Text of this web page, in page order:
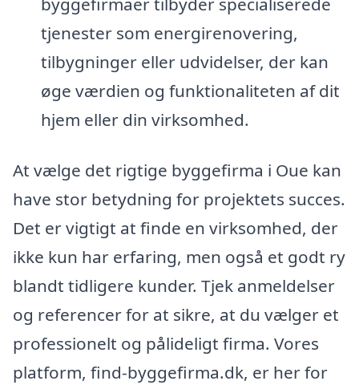
tjenester som energirenovering,
tilbygninger eller udvidelser, der kan
øge værdien og funktionaliteten af dit
hjem eller din virksomhed.
At vælge det rigtige byggefirma i Oue kan
have stor betydning for projektets succes.
Det er vigtigt at finde en virksomhed, der
ikke kun har erfaring, men også et godt ry
blandt tidligere kunder. Tjek anmeldelser
og referencer for at sikre, at du vælger et
professionelt og pålideligt firma. Vores
platform, find-byggefirma.dk, er her for